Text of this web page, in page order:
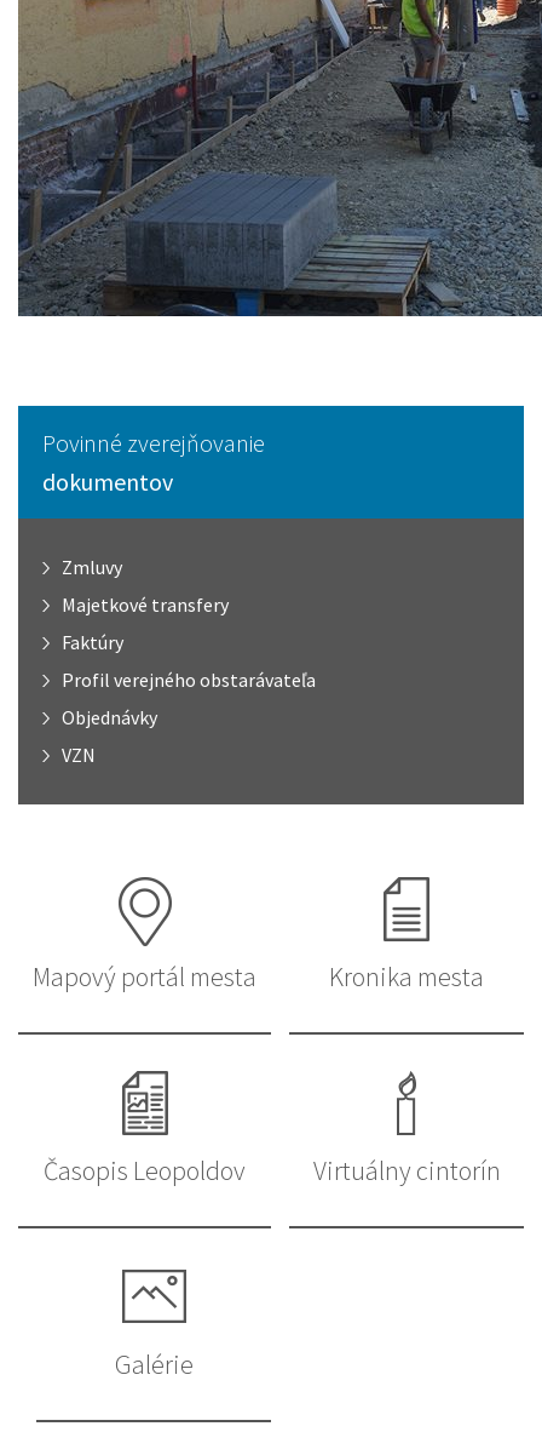
Povinné zverejňovanie
dokumentov
Zmluvy
Majetkové transfery
Faktúry
Profil verejného obstarávateľa
Objednávky
VZN
Mapový portál mesta Kronika mesta
Časopis Leopoldov Virtuálny cintorín
Galérie